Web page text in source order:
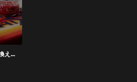
[ご好評につき継続化]組み換えサービス